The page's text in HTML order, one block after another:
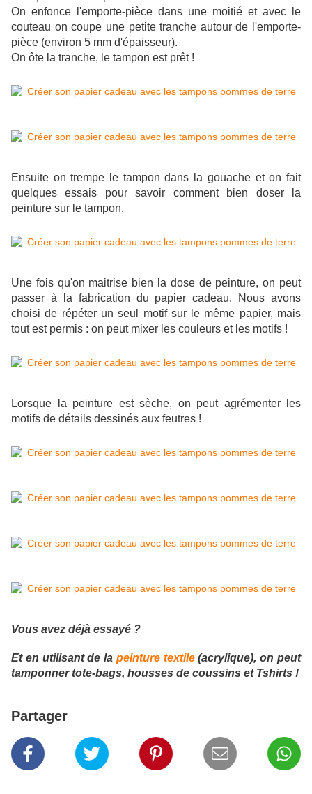
On enfonce l'emporte-pièce dans une moitié et avec le
couteau on coupe une petite tranche autour de l'emporte-
pièce (environ 5 mm d'épaisseur).
On ôte la tranche, le tampon est prêt !
Ensuite on trempe le tampon dans la gouache et on fait
quelques essais pour savoir comment bien doser la
peinture sur le tampon.
Une fois qu'on maitrise bien la dose de peinture, on peut
passer à la fabrication du papier cadeau. Nous avons
choisi de répéter un seul motif sur le même papier, mais
tout est permis : on peut mixer les couleurs et les motifs !
Lorsque la peinture est sèche, on peut agrémenter les
motifs de détails dessinés aux feutres !
Vous avez déjà essayé ?
Et en utilisant de la peinture textile(acrylique), on peut
tamponner tote-bags, housses de coussins et Tshirts !
Partager